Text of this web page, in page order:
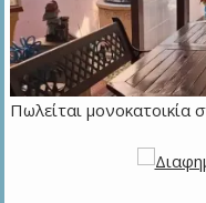
Πωλείται μονοκατοικία